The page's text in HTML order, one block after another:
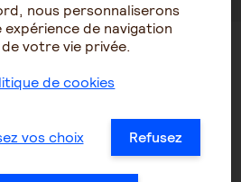
nous personnaliserons
de navigation
votre vie privée.
de cookies
vos choix Refusez